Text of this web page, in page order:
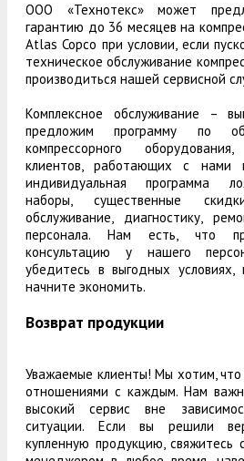
ООО «Технотекс» может
гарантию до 36 месяцев на
Atlas Copco при условии, если
техническое обслуживание
производиться нашей сервисной
Комплексное обслуживание –
предложим программу по
компрессорного
клиентов, работающих с нами
индивидуальная программа
наборы, существенные
обслуживание, диагностику,
персонала. Нам есть, что
консультацию у нашего
убедитесь в выгодных
начните экономить.
Возврат продукции
Уважаемые клиенты! Мы хотим,
отношениями с каждым. Нам
высокий сервис вне
ситуации. Если вы решили
купленную продукцию, свяжитесь